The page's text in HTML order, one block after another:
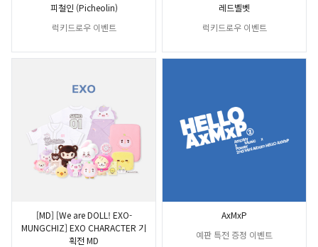
피철인 (Picheolin)
럭키드로우 이벤트
레드벨벳
럭키드로우 이벤트
[MD] [We are DOLL! EXO-
MUNGCHIZ] EXO CHARACTER 기
획전 MD
AxMxP
예판 특전 증정 이벤트